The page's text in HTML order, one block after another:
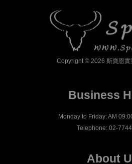
Copyright © 2026 斯寶恩實
Business
Monday to Friday: AM
Telephone: 02-
About